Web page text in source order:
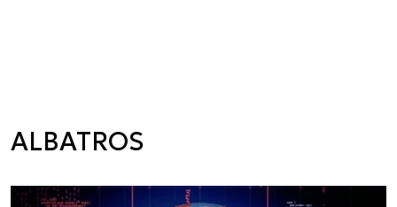
ALBATROS